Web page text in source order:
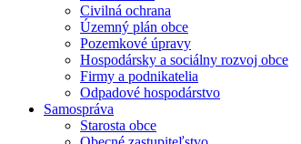
Civilná ochrana
Územný plán obce
Pozemkové úpravy
Hospodársky a sociálny rozvoj obce
Firmy a podnikatelia
Odpadové hospodárstvo
Samospráva
Starosta obce